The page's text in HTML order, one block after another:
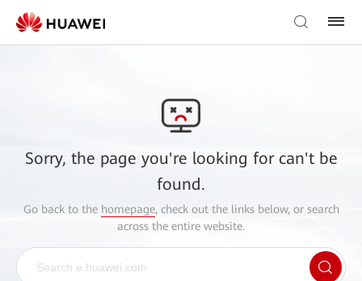
Sorry, the page you're looking for can't be
found.
Go back to the homepage, check out the links below, or search
across the entire website.